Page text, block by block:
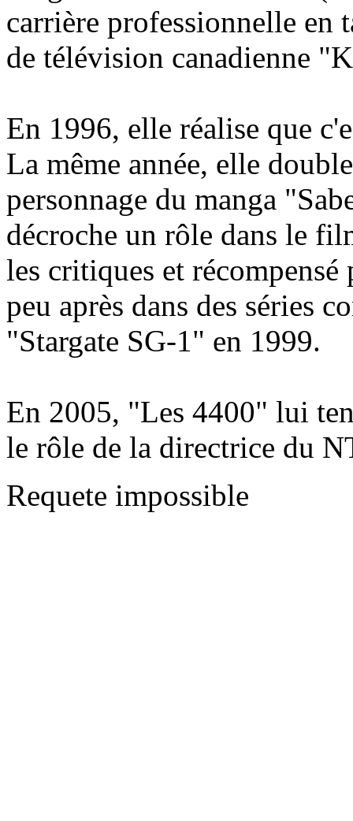
carrière professionnelle en
de télévision canadienne
En 1996, elle réalise que
La même année, elle
personnage du manga
décroche un rôle dans le
les critiques et
peu après dans des séries
"Stargate SG-1" en 1999.
En 2005, "Les 4400" lui
le rôle de la directrice du
Requete impossible